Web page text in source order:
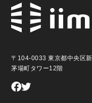
〒104-0033 東京都中央区
茅場町タワー12階